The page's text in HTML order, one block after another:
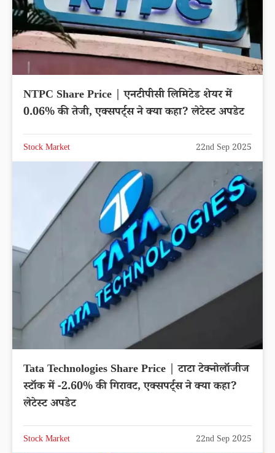
NTPC Share Price | एनटीपीसी लिमिटेड शेयर में
0.06% की तेजी, एक्सपर्ट्स ने क्या कहा? लेटेस्ट अपडेट
Stock Market 22nd Sep 2025
Tata Technologies Share Price | टाटा टेक्नोलॉजीज
स्टॉक में -2.60% की गिरावट, एक्सपर्ट्स ने क्या कहा?
लेटेस्ट अपडेट
Stock Market 22nd Sep 2025